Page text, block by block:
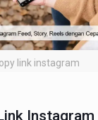
link instagram
Instagram